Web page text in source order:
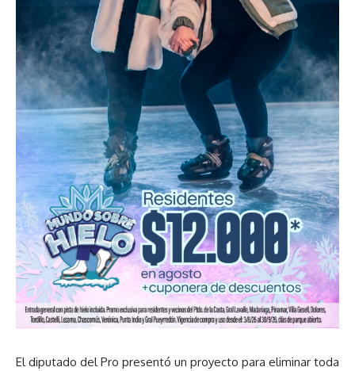
El diputado del Pro presentó un proyecto para eliminar toda